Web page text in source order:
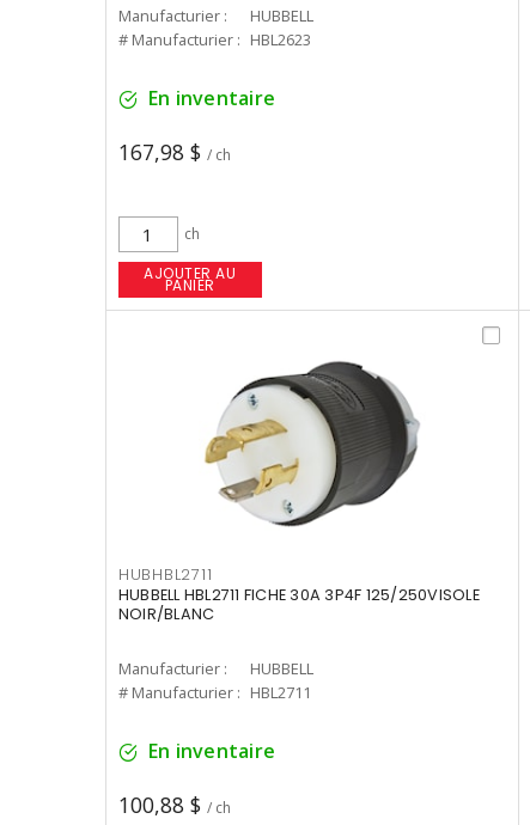
Manufacturier :
HUBBELL
# Manufacturier : HBL2623
En inventaire
167,98 $ / ch
ch
AJOUTER AU
PANIER
HUBHBL2711
HUBBELL HBL2711 FICHE 30A 3P4F 125/250VISOLE
NOIR/BLANC
Manufacturier :
HUBBELL
# Manufacturier : HBL2711
En inventaire
100,88 $ / ch